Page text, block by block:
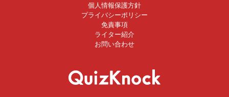
個人情報保護方針
プライバシーポリシー
免責事項
ライター紹介
お問い合わせ